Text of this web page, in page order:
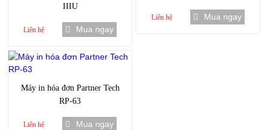
IIIU
Liên hệ Mua ngay
Liên hệ Mua ngay
Máy in hóa đơn Partner Tech
RP-63
Liên hệ Mua ngay